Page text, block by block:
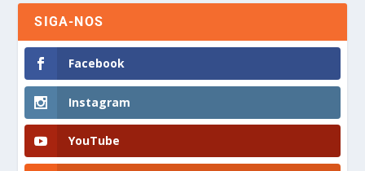
SIGA-NOS
Facebook
Instagram
YouTube